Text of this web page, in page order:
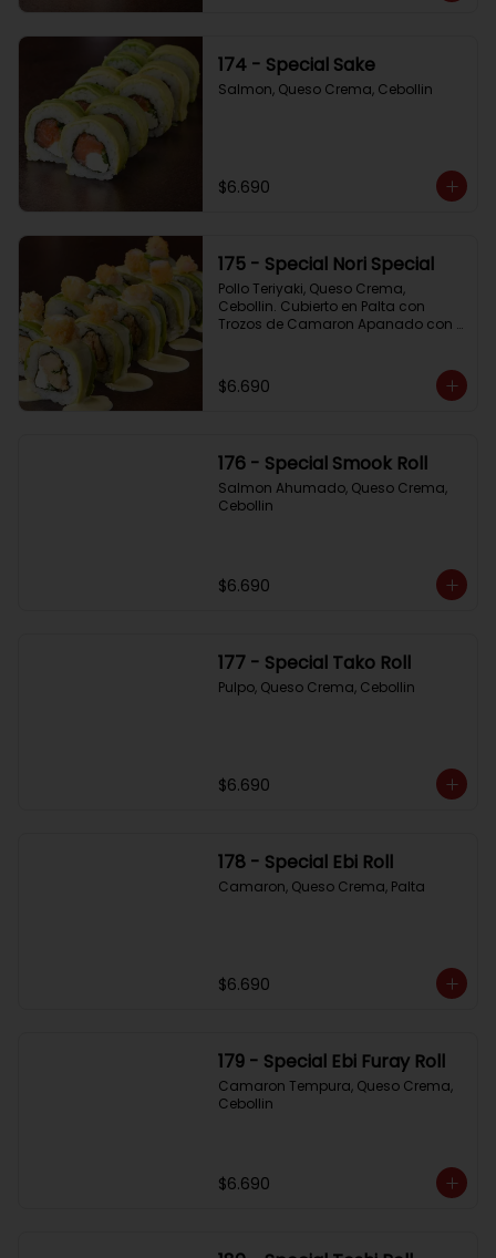
174 - Special Sake
Salmon, Queso Crema, Cebollin
$6.690
175 - Special Nori Special
Pollo Teriyaki, Queso Crema,
Cebollin. Cubierto en Palta con
Trozos de Camaron Apanado con
$6.690
176 - Special Smook Roll
Salmon Ahumado, Queso Crema,
Cebollin
$6.690
177 - Special Tako Roll
Pulpo, Queso Crema, Cebollin
$6.690
178 - Special Ebi Roll
Camaron, Queso Crema, Palta
$6.690
179 - Special Ebi Furay Roll
Camaron Tempura, Queso Crema,
Cebollin
$6.690